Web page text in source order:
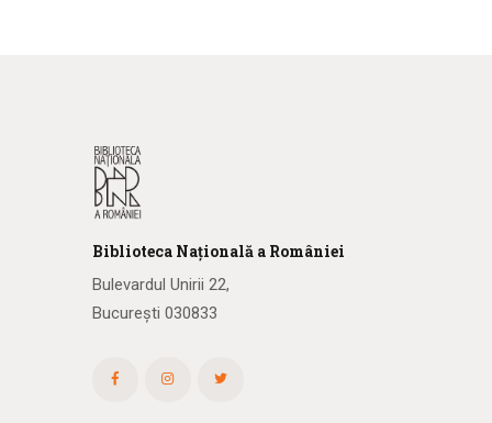
Biblioteca Națională a României
Bulevardul Unirii 22,
București 030833